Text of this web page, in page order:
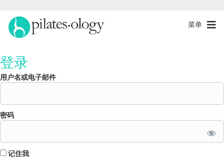
菜单
登录
用户名或电子邮件
密码
记住我